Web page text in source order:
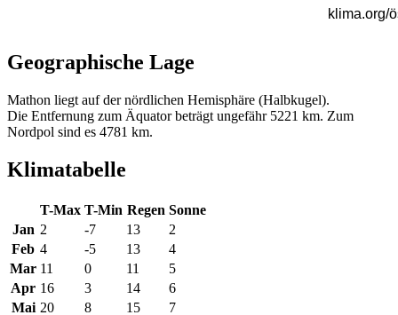
Geographische Lage
Mathon liegt auf der nördlichen Hemisphäre (Halbkugel).
Die Entfernung zum Äquator beträgt ungefähr 5221 km. Zum
Nordpol sind es 4781 km.
Klimatabelle
T-Max T-Min Regen Sonne
Jan 2 -7 13
2
Feb 4 -5 13
4
Mar 11 0 11
5
Apr 16 3 14
6
Mai 20 8 15 7